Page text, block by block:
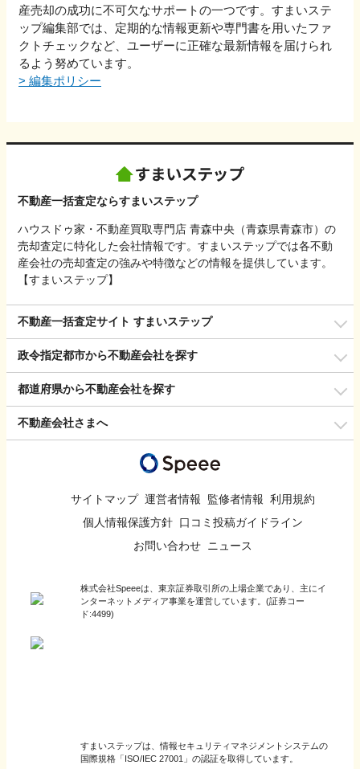
産売却の成功に不可欠なサポートの一つです。すまいステ
ップ編集部では、定期的な情報更新や専門書を用いたファ
クトチェックなど、ユーザーに正確な最新情報を届けられ
るよう努めています。
> 編集ポリシー
不動産一括査定ならすまいステップ
ハウスドゥ家・不動産買取専門店 青森中央（青森県青森市）の
売却査定に特化した会社情報です。すまいステップでは各不動
産会社の売却査定の強みや特徴などの情報を提供しています。
【すまいステップ】
不動産一括査定サイト すまいステップ
政令指定都市から不動産会社を探す
都道府県から不動産会社を探す
不動産会社さまへ
サイトマップ 運営者情報 監修者情報 利用規約
個人情報保護方針 口コミ投稿ガイドライン
お問い合わせ ニュース
株式会社Speeeは、東京証券取引所の上場企業であり、主にイ
ンターネットメディア事業を運営しています。(証券コー
ド:4499)
すまいステップは、情報セキュリティマネジメントシステムの
国際規格「ISO/IEC 27001」の認証を取得しています。